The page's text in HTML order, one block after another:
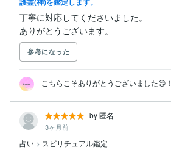
丁寧に対応してくださいました。
ありがとうございます。
参考になった
こちらこそありがとうございました😊！
by 匿名
3ヶ月前
占い > スピリチュアル鑑定